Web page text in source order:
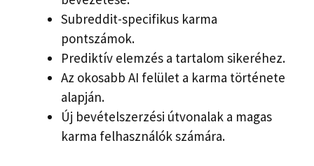
Subreddit-specifikus karma
pontszámok.
Prediktív elemzés a tartalom sikeréhez.
Az okosabb AI felület a karma története
alapján.
Új bevételszerzési útvonalak a magas
karma felhasználók számára.